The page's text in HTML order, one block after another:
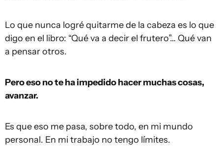
Lo que nunca logré quitarme de la cabeza es lo que
digo en el libro: “Qué va a decir el frutero”… Qué van
a pensar otros.
Pero eso no te ha impedido hacer muchas cosas,
avanzar.
Es que eso me pasa, sobre todo, en mi mundo
personal. En mi trabajo no tengo límites.